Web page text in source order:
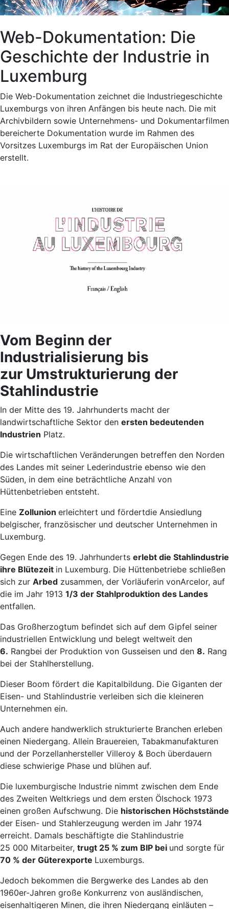
Web-Dokumentation: Die
Geschichte der Industrie in
Luxemburg
Die Web-Dokumentation zeichnet die Industriegeschichte
Luxemburgs von ihren Anfängen bis heute nach. Die mit
Archivbildern sowie Unternehmens- und Dokumentarfilmen
bereicherte Dokumentation wurde im Rahmen des
Vorsitzes Luxemburgs im Rat der Europäischen Union
erstellt.
Vom Beginn der
Industrialisierung bis
zur Umstrukturierung der
Stahlindustrie
In der Mitte des 19. Jahrhunderts macht der
landwirtschaftliche Sektor den ersten bedeutenden
Industrien Platz.
Die wirtschaftlichen Veränderungen betreffen den Norden
des Landes mit seiner Lederindustrie ebenso wie den
Süden, in dem eine beträchtliche Anzahl von
Hüttenbetrieben entsteht.
Eine Zollunion erleichtert und fördertdie Ansiedlung
belgischer, französischer und deutscher Unternehmen in
Luxemburg.
Gegen Ende des 19. Jahrhunderts erlebt die Stahlindustrie
ihre Blütezeit in Luxemburg. Die Hüttenbetriebe schließen
sich zur Arbed zusammen, der Vorläuferin vonArcelor, auf
die im Jahr 1913 1/3 der Stahlproduktion des Landes
entfallen.
Das Großherzogtum befindet sich auf dem Gipfel seiner
industriellen Entwicklung und belegt weltweit den
6. Rangbei der Produktion von Gusseisen und den 8. Rang
bei der Stahlherstellung.
Dieser Boom fördert die Kapitalbildung. Die Giganten der
Eisen- und Stahlindustrie verleiben sich die kleineren
Unternehmen ein.
Auch andere handwerklich strukturierte Branchen erleben
einen Niedergang. Allein Brauereien, Tabakmanufakturen
und der Porzellanhersteller Villeroy & Boch überdauern
diese schwierige Phase und blühen auf.
Die luxemburgische Industrie nimmt zwischen dem Ende
des Zweiten Weltkriegs und dem ersten Ölschock 1973
einen großen Aufschwung. Die historischen Höchststände
der Eisen- und Stahlerzeugung werden im Jahr 1974
erreicht. Damals beschäftigte die Stahlindustrie
25 000 Mitarbeiter, trugt 25 % zum BIP bei und sorgte für
70 % der Güterexporte Luxemburgs.
Jedoch bekommen die Bergwerke des Landes ab den
1960er-Jahren große Konkurrenz von ausländischen,
eisenhaltigeren Minen, die ihren Niedergang einläuten –